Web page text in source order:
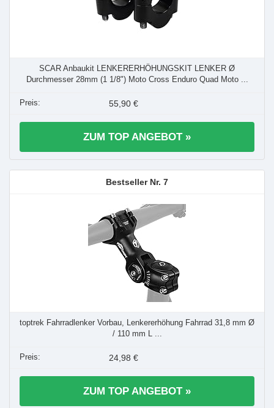
SCAR Anbaukit LENKERERHÖHUNGSKIT LENKER Ø
Durchmesser 28mm (1 1/8") Moto Cross Enduro Quad Moto ...
55,90 €
ZUM TOP ANGEBOT »
7
toptrek Fahrradlenker Vorbau, Lenkererhöhung Fahrrad 31,8 mm Ø
/ 110 mm L ...
24,98 €
ZUM TOP ANGEBOT »